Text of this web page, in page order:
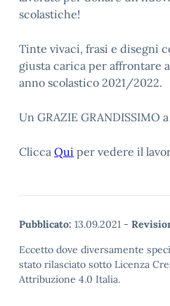
scolastiche!
Tinte vivaci, frasi e disegni
giusta carica per affrontare
anno scolastico 2021/2022.
Un GRAZIE GRANDISSIMO
Clicca Qui per vedere il
Pubblicato: 13.09.2021 -
Eccetto dove diversamente
stato rilasciato sotto Licenza
Attribuzione 4.0 Italia.